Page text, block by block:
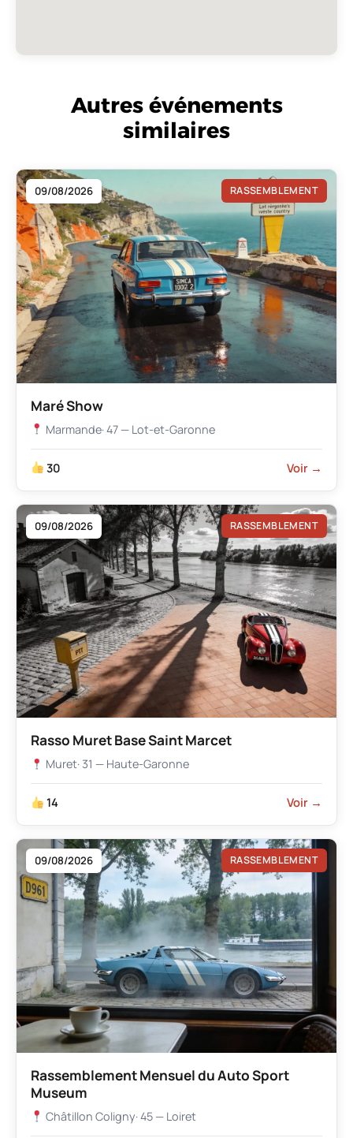
Autres événements
similaires
09/08/2026 RASSEMBLEMENT
Maré Show
Marmande· 47 — Lot-et-Garonne
30 Voir →
09/08/2026 RASSEMBLEMENT
Rasso Muret Base Saint Marcet
Muret· 31 — Haute-Garonne
14 Voir →
09/08/2026 RASSEMBLEMENT
Rassemblement Mensuel du Auto Sport
Museum
Châtillon Coligny· 45 — Loiret